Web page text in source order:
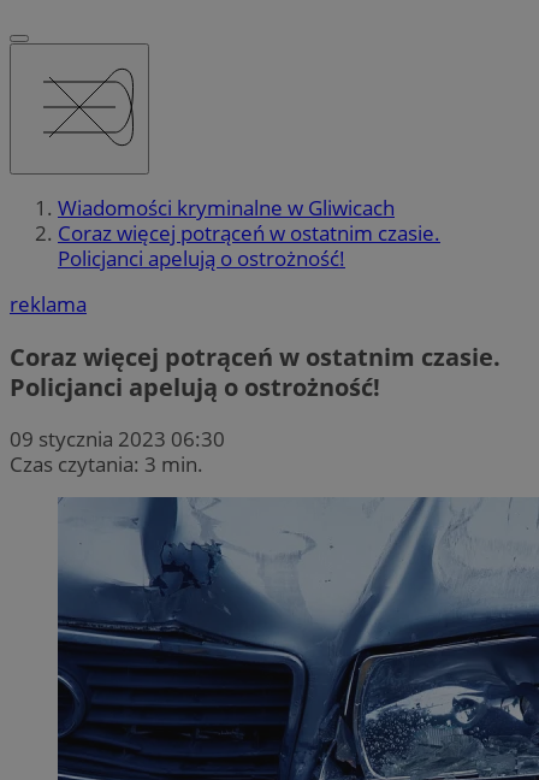
Wiadomości kryminalne w Gliwicach
Coraz więcej potrąceń w ostatnim czasie.
Policjanci apelują o ostrożność!
reklama
Coraz więcej potrąceń w ostatnim czasie.
Policjanci apelują o ostrożność!
09 stycznia 2023 06:30
Czas czytania: 3 min.